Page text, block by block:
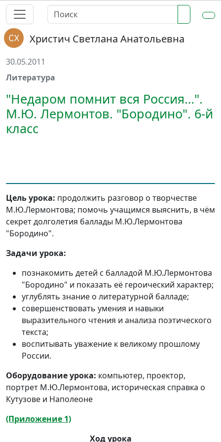
Христич Светлана Анатольевна
30.05.2011
Литература
"Недаром помнит вся Россия…".
М.Ю. Лермонтов. "Бородино". 6-й
класс
Цель урока: продолжить разговор о творчестве
М.Ю.Лермонтова; помочь учащимся выяснить, в чём
секрет долголетия баллады М.Ю.Лермонтова
"Бородино".
Задачи урока:
познакомить детей с балладой М.Ю.Лермонтова
"Бородино" и показать её героический характер;
углублять знание о литературной балладе;
совершенствовать умения и навыки
выразительного чтения и анализа поэтического
текста;
воспитывать уважение к великому прошлому
России.
Оборудование урока: компьютер, проектор,
портрет М.Ю.Лермонтова, историческая справка о
Кутузове и Наполеоне
(Приложение 1)
Ход урока